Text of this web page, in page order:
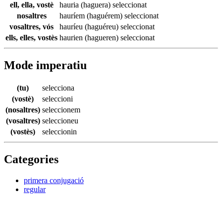
ell, ella, vostè
hauria (haguera) seleccionat
nosaltres
hauríem (haguérem) seleccionat
vosaltres, vós
hauríeu (haguéreu) seleccionat
ells, elles, vostès haurien (hagueren) seleccionat
Mode imperatiu
(tu)
selecciona
(vostè)
seleccioni
(nosaltres) seleccionem
(vosaltres) seleccioneu
(vostès)
seleccionin
Categories
primera conjugació
regular